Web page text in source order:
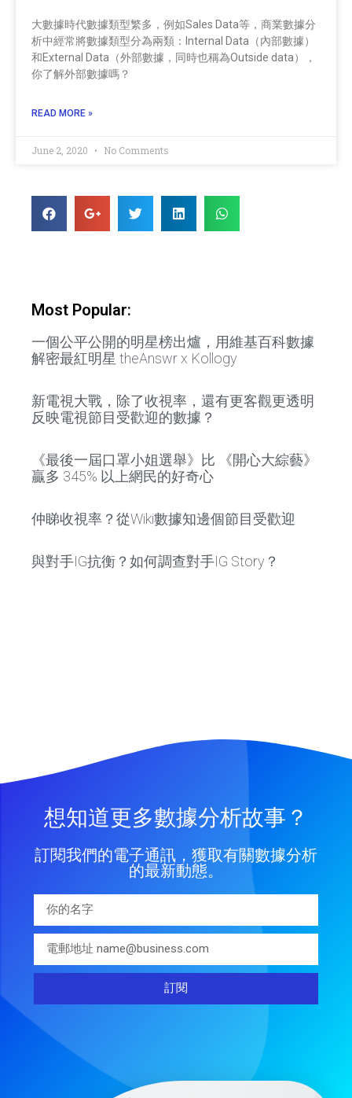
大數據時代數據類型繁多，例如Sales Data等，商業數據分
析中經常將數據類型分為兩類：Internal Data（內部數據）
和External Data（外部數據，同時也稱為Outside data），
你了解外部數據嗎？
READ MORE »
June 2, 2020 No Comments
Most Popular:
一個公平公開的明星榜出爐，用維基百科數據
解密最紅明星 theAnswr x Kollogy
新電視大戰，除了收視率，還有更客觀更透明
反映電視節目受歡迎的數據？
《最後一屆口罩小姐選舉》比 《開心大綜藝》
贏多 345% 以上網民的好奇心
仲睇收視率？從Wiki數據知邊個節目受歡迎
與對手IG抗衡？如何調查對手IG Story？
想知道更多數據分析故事？
訂閱我們的電子通訊，獲取有關數據分析
的最新動態。
訂閱